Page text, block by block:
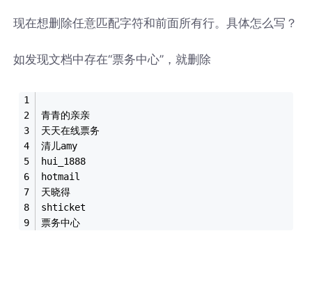
现在想删除任意匹配字符和前面所有行。具体怎么写？
如发现文档中存在“票务中心”，就删除
青青的亲亲
天天在线票务
清儿amy
hui_1888
hotmail
天晓得
shticket
票务中心